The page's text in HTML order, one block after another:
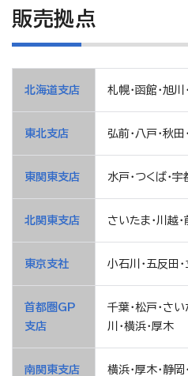
販売拠点
北海道支店 札幌・函館・旭川
東北支店 弘前・八戸・秋田
東関東支店 水戸・つくば・宇
北関東支店 さいたま・川越・
東京支社 小石川・五反田
首都圏GP
支店
千葉・松戸・さい
川・横浜・厚木
南関東支店 横浜・厚木・静岡